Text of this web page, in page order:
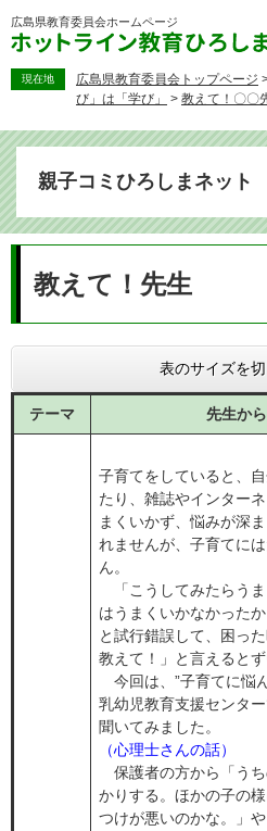
ー
広島県教育委員会ホームページ
現在地 広島県教育委員会トップページ
び」は「学び」
> 教えて！〇〇
親子コミひろしまネット
教えて！先生
表のサイズを
テーマ 先生か
子育てをしていると、
たり、雑誌やインター
まくいかず、悩みが深
れませんが、子育てに
ん。
「こうしてみたらう
はうまくいかなかった
と試行錯誤して、困っ
教えて！」と言えると
今回は、”子育てに悩
乳幼児教育支援センタ
聞いてみました。
（心理士さんの話）
保護者の方から「う
かりする。ほかの子の
つけが悪いのかな。」